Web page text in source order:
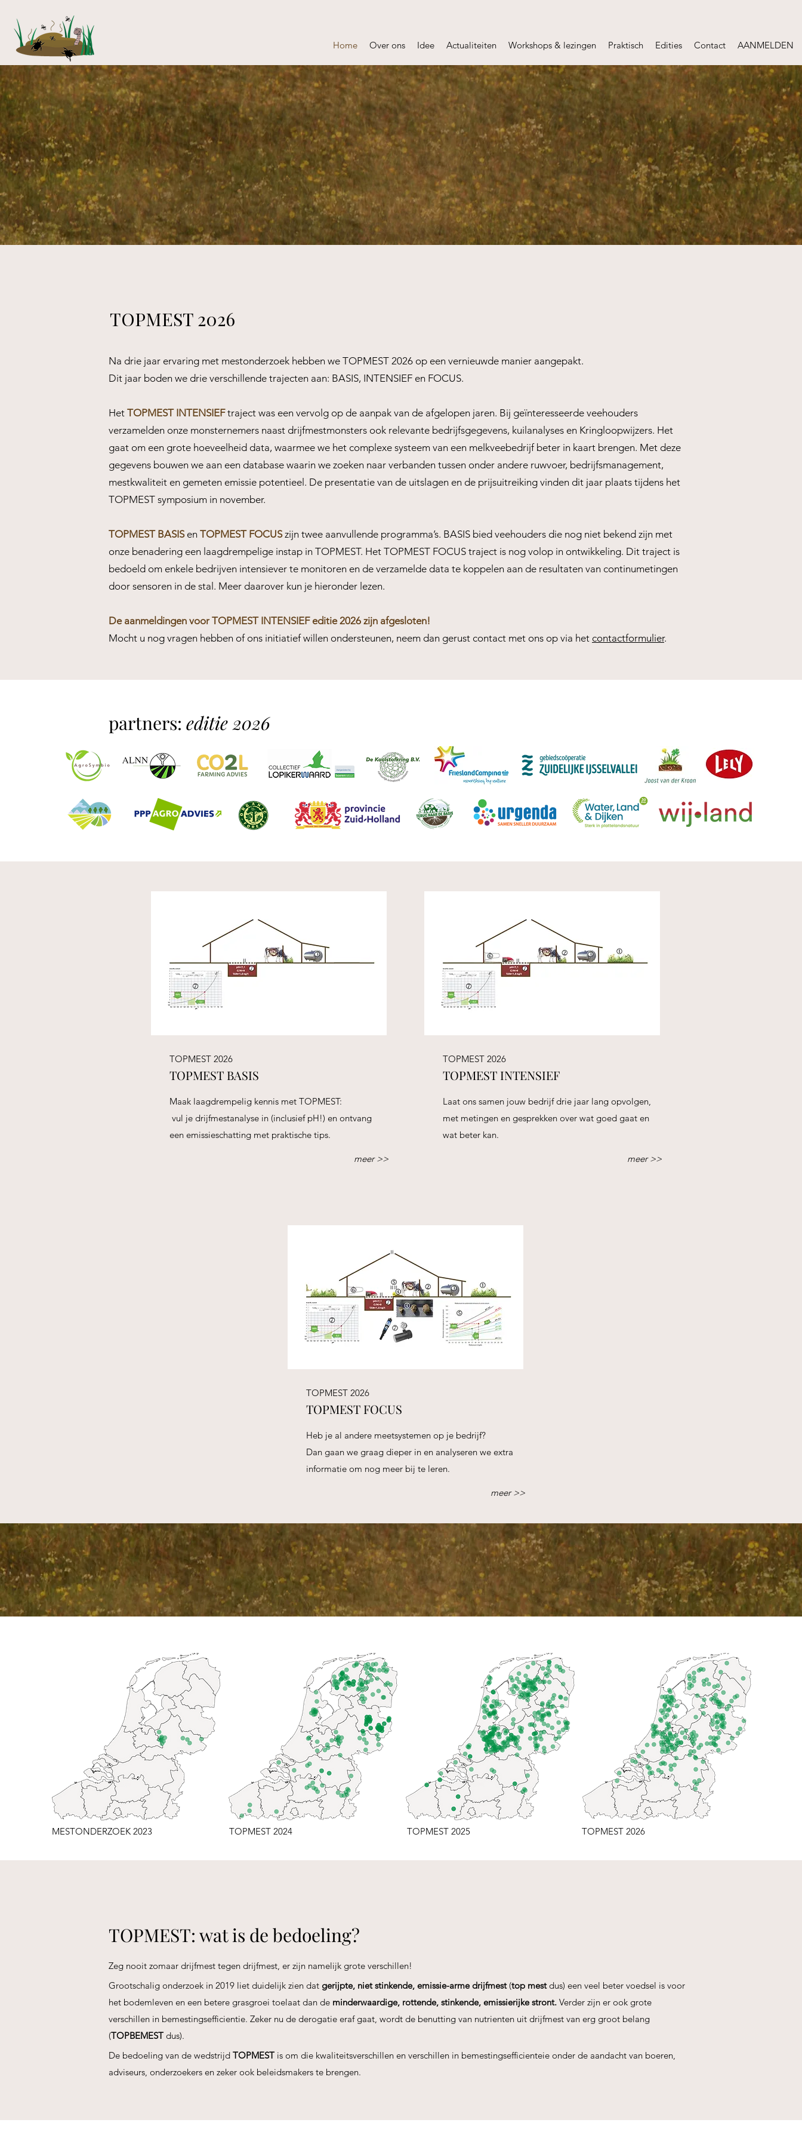
Home Over ons Idee Actualiteiten Workshops & lezingen Praktisch Edities Contact AANMELDEN
de meestwaardevolle mestvan Nederland en Vlaanderen
editie: 2026
TOPMEST 2026
Na drie jaar ervaring met mestonderzoek hebben we TOPMEST 2026 op een vernieuwde manier aangepakt.
Dit jaar boden we drie verschillende trajecten aan: BASIS, INTENSIEF en FOCUS.
Het TOPMEST INTENSIEFtraject was een vervolg op de aanpak van de afgelopen jaren. Bij geïnteresseerde veehouders
verzamelden onze monsternemers naast drijfmestmonsters ook relevante bedrijfsgegevens, kuilanalyses en Kringloopwijzers. Het
gaat om een grote hoeveelheid data, waarmee we het complexe systeem van een melkveebedrijf beter in kaart brengen. Met deze
gegevens bouwen we aan een database waarin we zoeken naar verbanden tussen onder andere ruwvoer, bedrijfsmanagement,
mestkwaliteit en gemeten emissie potentieel. De presentatie van de uitslagen en de prijsuitreiking vinden dit jaar plaats tijdens het
TOPMEST symposium in november.
TOPMEST BASISen TOPMEST FOCUSzijn twee aanvullende programma’s. BASIS bied veehouders die nog niet bekend zijn met
onze benadering een laagdrempelige instap in TOPMEST. Het TOPMEST FOCUS traject is nog volop in ontwikkeling. Dit traject is
bedoeld om enkele bedrijven intensiever te monitoren en de verzamelde data te koppelen aan de resultaten van continumetingen
door sensoren in de stal. Meer daarover kun je hieronder lezen.
De aanmeldingen voor TOPMEST INTENSIEF editie 2026 zijn afgesloten!
Mocht u nog vragen hebben of ons initiatief willen ondersteunen, neem dan gerust contact met ons op via het contactformulier.
partners: editie 2026
TOPMEST 2026
TOPMEST BASIS
Maak laagdrempelig kennis met TOPMEST:
vul je drijfmestanalyse in (inclusief pH!) en ontvang
een emissieschatting met praktische tips.
meer >>
TOPMEST 2026
TOPMEST INTENSIEF
Laat ons samen jouw bedrijf drie jaar lang opvolgen,
met metingen en gesprekken over wat goed gaat en
wat beter kan.
meer >>
TOPMEST 2026
TOPMEST FOCUS
Heb je al andere meetsystemen op je bedrijf?
Dan gaan we graag dieper in en analyseren we extra
informatie om nog meer bij te leren.
meer >>
MESTONDERZOEK 2023 TOPMEST 2024 TOPMEST 2025 TOPMEST 2026
TOPMEST: wat is de bedoeling?
Zeg nooit zomaar drijfmest tegen drijfmest, er zijn namelijk grote verschillen!
Grootschalig onderzoek in 2019 liet duidelijk zien dat gerijpte, niet stinkende, emissie-arme drijfmest(top mestdus) een veel beter voedsel is voor
het bodemleven en een betere grasgroei toelaat dan de minderwaardige, rottende, stinkende, emissierijke stront. Verder zijn er ook grote
verschillen in bemestingsefficientie. Zeker nu de derogatie eraf gaat, wordt de benutting van nutrienten uit drijfmest van erg groot belang
(TOPBEMEST dus).
De bedoeling van de wedstrijd TOPMEST is om die kwaliteitsverschillen en verschillen in bemestingsefficienteie onder de aandacht van boeren,
adviseurs, onderzoekers en zeker ook beleidsmakers te brengen.